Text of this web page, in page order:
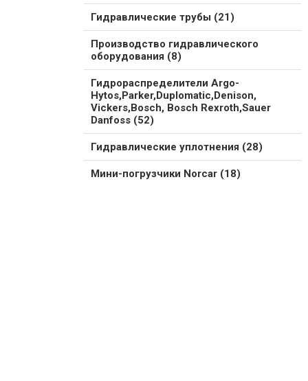
Гидравлические трубы (21)
Производство гидравлического
оборудования (8)
Гидрораспределители Argo-
Hytos,Parker,Duplomatic,Denison,
Vickers,Bosch, Bosch Rexroth,Sauer
Danfoss (52)
Гидравлические уплотнения (28)
Мини-погрузчики Norcar (18)